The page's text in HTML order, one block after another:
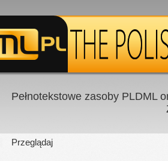
Pełnotekstowe zasoby PLDML
Przeglądaj